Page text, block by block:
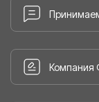
Компания